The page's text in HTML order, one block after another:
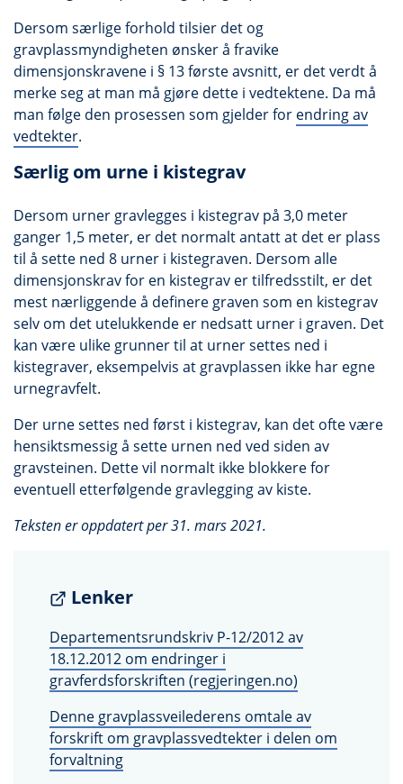
Dersom særlige forhold tilsier det og
gravplassmyndigheten ønsker å fravike
dimensjonskravene i § 13 første avsnitt, er det verdt å
merke seg at man må gjøre dette i vedtektene. Da må
man følge den prosessen som gjelder for endring av
vedtekter.
Særlig om urne i kistegrav
Dersom urner gravlegges i kistegrav på 3,0 meter
ganger 1,5 meter, er det normalt antatt at det er plass
til å sette ned 8 urner i kistegraven. Dersom alle
dimensjonskrav for en kistegrav er tilfredsstilt, er det
mest nærliggende å definere graven som en kistegrav
selv om det utelukkende er nedsatt urner i graven. Det
kan være ulike grunner til at urner settes ned i
kistegraver, eksempelvis at gravplassen ikke har egne
urnegravfelt.
Der urne settes ned først i kistegrav, kan det ofte være
hensiktsmessig å sette urnen ned ved siden av
gravsteinen. Dette vil normalt ikke blokkere for
eventuell etterfølgende gravlegging av kiste.
Teksten er oppdatert per 31. mars 2021.
Lenker
Departementsrundskriv P-12/2012 av
18.12.2012 om endringer i
gravferdsforskriften (regjeringen.no)
Denne gravplassveilederens omtale av
forskrift om gravplassvedtekter i delen om
forvaltning